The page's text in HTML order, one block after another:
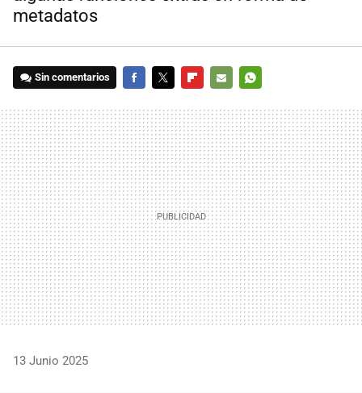
metadatos
Sin comentarios
MAIL
13 Junio 2025